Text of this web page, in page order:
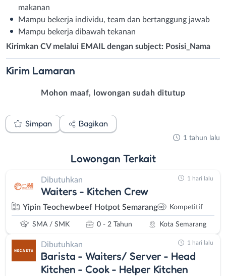
makanan
Mampu bekerja individu, team dan bertanggung jawab
Mampu bekerja dibawah tekanan
Kirimkan CV melalui EMAIL dengan subject: Posisi_Nama
Kirim Lamaran
Mohon maaf, lowongan sudah ditutup
Simpan Bagikan
1 tahun lalu
Lowongan Terkait
Dibutuhkan
Waiters - Kitchen Crew
Yipin Teochewbeef Hotpot Semarang Kompetitif
SMA / SMK 0 - 2 Tahun Kota Semarang
1 hari lalu
Dibutuhkan
Barista - Waiters/ Server - Head
Kitchen - Cook - Helper Kitchen
1 hari lalu